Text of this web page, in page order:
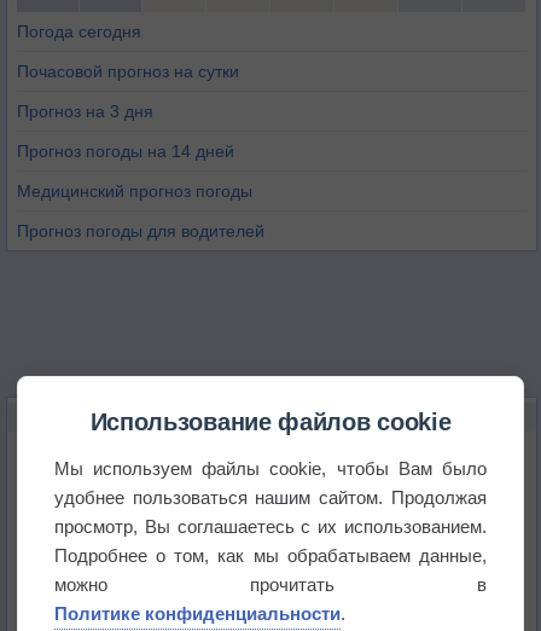
Погода сегодня
Почасовой прогноз на сутки
Прогноз на 3 дня
Прогноз погоды на 14 дней
Медицинский прогноз погоды
Прогноз погоды для водителей
НОВОЕ О ПОГОДЕ
Атмосфера начала замерзать
В Приморье обнаружены морские волны тепла
Использование файлов cookie
Мы используем файлы cookie, чтобы Вам было
удобнее пользоваться нашим сайтом. Продолжая
просмотр, Вы соглашаетесь с их использованием.
Подробнее о том, как мы обрабатываем данные,
можно прочитать в
Политике конфиденциальности.